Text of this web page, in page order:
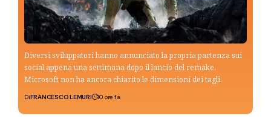
Diversi sviluppatori hanno annunciato la propria partenza sui
social appena una settimana dopo il lancio del remake.
Microsoft non ha ancora chiarito le dimensioni dei tagli.
DiFRANCESCO LEMURI 10 ore fa